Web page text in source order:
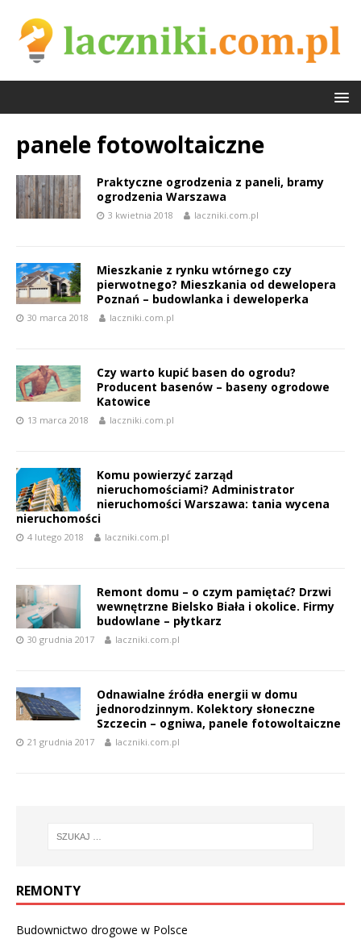
panele fotowoltaiczne
Praktyczne ogrodzenia z paneli, bramy
ogrodzenia Warszawa
3 kwietnia 2018 laczniki.com.pl
Mieszkanie z rynku wtórnego czy
pierwotnego? Mieszkania od dewelopera
Poznań – budowlanka i deweloperka
30 marca 2018 laczniki.com.pl
Czy warto kupić basen do ogrodu?
Producent basenów – baseny ogrodowe
Katowice
13 marca 2018 laczniki.com.pl
Komu powierzyć zarząd
nieruchomościami? Administrator
nieruchomości Warszawa: tania wycena
nieruchomości
4 lutego 2018 laczniki.com.pl
Remont domu – o czym pamiętać? Drzwi
wewnętrzne Bielsko Biała i okolice. Firmy
budowlane – płytkarz
30 grudnia 2017 laczniki.com.pl
Odnawialne źródła energii w domu
jednorodzinnym. Kolektory słoneczne
Szczecin – ogniwa, panele fotowoltaiczne
21 grudnia 2017 laczniki.com.pl
REMONTY
Budownictwo drogowe w Polsce